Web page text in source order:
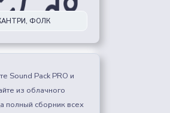
ФОЛК
Sound Pack PRO и
из облачного
полный сборник всех